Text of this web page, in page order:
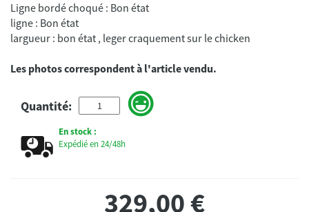
Ligne bordé choqué : Bon état
ligne : Bon état
largueur : bon état , leger craquement sur le chicken
Les photos correspondent à l'article vendu.
Quantité:
En stock :
Expédié en 24/48h
329,00€